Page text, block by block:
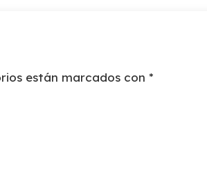
están marcados con *